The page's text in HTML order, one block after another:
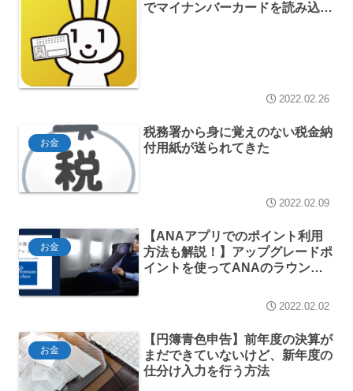
でマイナンバーカードを読み込む
2022.02.26
お金
税務署から身に覚えのない税金納
付用紙が送られてきた
2022.02.09
お金
【ANAアプリでのポイント利用
方法も解説！】アップグレードポ
イントを使ってANAのラウンジ
2022.02.02
お金
【円簿青色申告】前年度の決算が
まだできていないけど、新年度の
仕分け入力を行う方法